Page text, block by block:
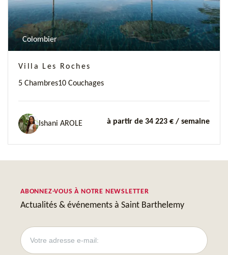
Colombier
Villa Les Roches
5 Chambres10 Couchages
Ishani AROLE à partir de 34 223 € / semaine
ABONNEZ-VOUS À NOTRE NEWSLETTER
Actualités & événements à Saint Barthelemy